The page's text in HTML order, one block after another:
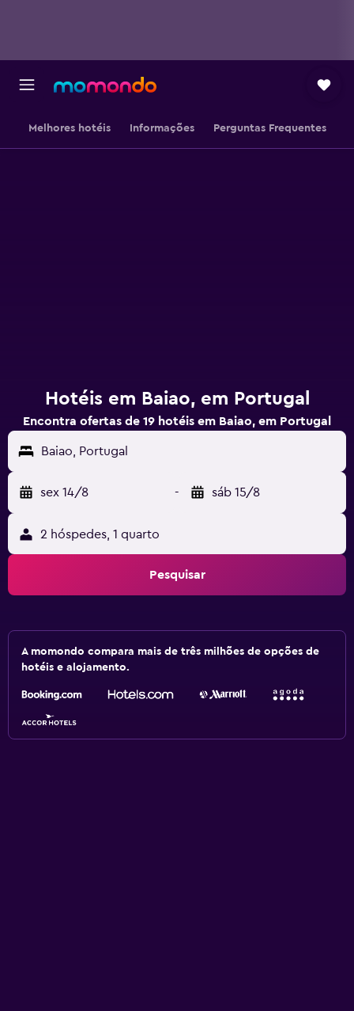
Melhores hotéis Informações Perguntas Frequentes
Hotéis em Baiao, em Portugal
Encontra ofertas de 19 hotéis em Baiao, em Portugal
Baiao, Portugal
sex 14/8 - sáb 15/8
2 hóspedes, 1 quarto
Pesquisar
A momondo compara mais de três milhões de opções de
hotéis e alojamento.